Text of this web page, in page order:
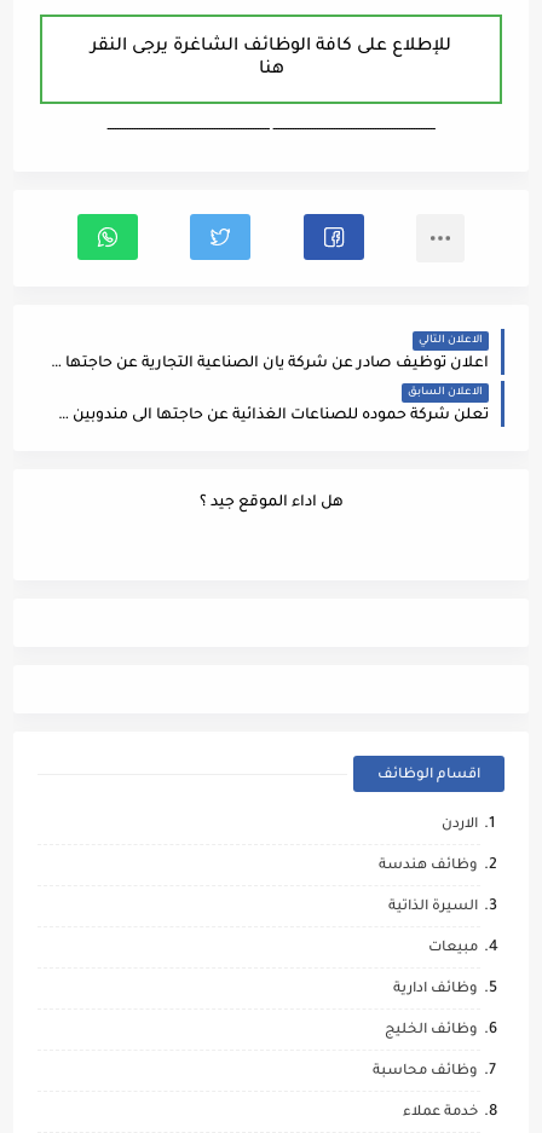
للإطلاع على كافة الوظائف الشاغرة يرجى النقر
هنا
ـــــــــــــــــــــــــــــــــــــــــــــــــــــــــــــــــــ ـــــــــــــــــــــــــــــــــــــــــــــــــــــــــــــــــــ
الاعلان التالي
اعلان توظيف صادر عن شركة يان الصناعية التجارية عن حاجتها إلى تعيين مندوبي مبيعات في مجال البيع والتجزئة
الاعلان السابق
تعلن شركة حموده للصناعات الغذائية عن حاجتها الى مندوبين مبيعات كاش فان للعمل ضمن كوادرها وذلك وفق الآتي: مندوبين مبيعات كاش فان
هل اداء الموقع جيد ؟
اقسام الوظائف
الاردن
وظائف هندسة
السيرة الذاتية
مبيعات
وظائف ادارية
وظائف الخليج
وظائف محاسبة
خدمة عملاء